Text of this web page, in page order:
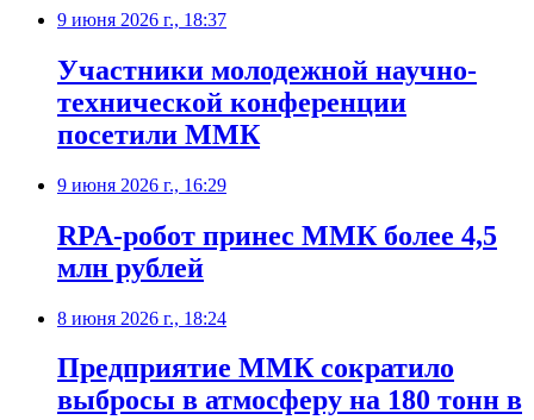
9 июня 2026 г., 18:37
Участники молодежной научно-
технической конференции
посетили ММК
9 июня 2026 г., 16:29
RPA-робот принес ММК более 4,5
млн рублей
8 июня 2026 г., 18:24
Предприятие ММК сократило
выбросы в атмосферу на 180 тонн в